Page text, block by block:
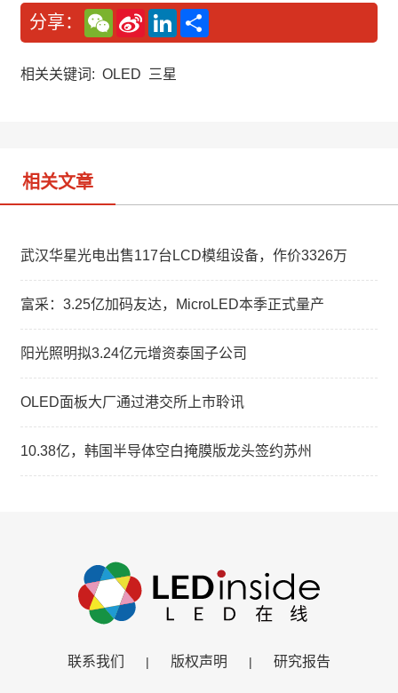
分享：
W
e
C
a
S
n
W
L
n
相关关键词: OLED 三星
相关文章
武汉华星光电出售117台LCD模组设备，作价3326万
富采：3.25亿加码友达，MicroLED本季正式量产
阳光照明拟3.24亿元增资泰国子公司
OLED面板大厂通过港交所上市聆讯
10.38亿，韩国半导体空白掩膜版龙头签约苏州
联系我们 | 版权声明 | 研究报告